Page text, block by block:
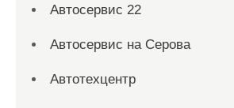
Автосервис 22
Автосервис на Серова
Автотехцентр